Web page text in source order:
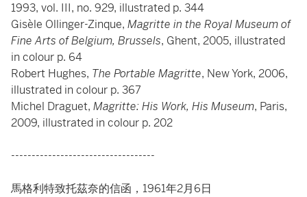
1993, vol. III, no. 929, illustrated p. 344
Gisèle Ollinger-Zinque, Magritte in the Royal Museum of
Fine Arts of Belgium, Brussels, Ghent, 2005, illustrated
in colour p. 64
Robert Hughes, The Portable Magritte, New York, 2006,
illustrated in colour p. 367
Michel Draguet, Magritte: His Work, His Museum, Paris,
2009, illustrated in colour p. 202
-----------------------------------
馬格利特致托茲奈的信函，1961年2月6日